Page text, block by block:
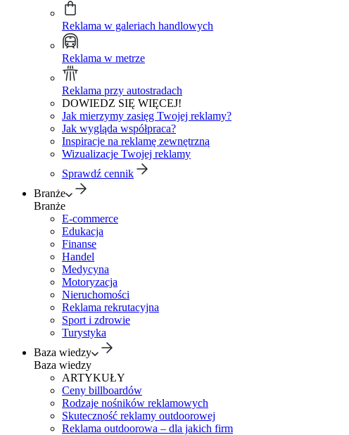
Reklama w galeriach handlowych
Reklama w metrze
Reklama przy autostradach
DOWIEDZ SIĘ WIĘCEJ!
Jak mierzymy zasięg Twojej reklamy?
Jak wygląda współpraca?
Inspiracje na reklamę zewnętrzną
Wizualizacje Twojej reklamy
Sprawdź cennik
Branże
Branże
E-commerce
Edukacja
Finanse
Handel
Medycyna
Motoryzacja
Nieruchomości
Reklama rekrutacyjna
Sport i zdrowie
Turystyka
Baza wiedzy
Baza wiedzy
ARTYKUŁY
Ceny billboardów
Rodzaje nośników reklamowych
Skuteczność reklamy outdoorowej
Reklama outdoorowa – dla jakich firm